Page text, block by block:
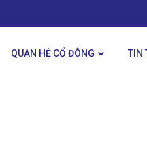
QUAN HỆ CỔ ĐÔNG TIN